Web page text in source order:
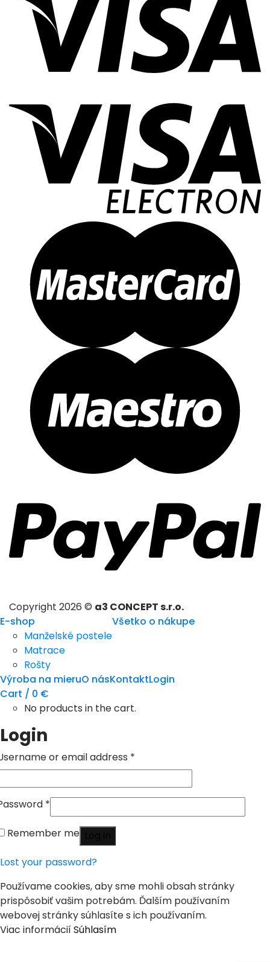
Copyright 2026 © a3 CONCEPT s.r.o.
E-shop
Manželské postele
Matrace
Rošty
Všetko o nákupe
Výroba na mieruO násKontaktLogin
Cart / 0 €
No products in the cart.
Login
or email address *
*
Remember me
Lost your password?
Používame cookies, aby sme mohli obsah stránky
prispôsobiť vašim potrebám. Ďalším používaním
webovej stránky súhlasíte s ich používaním.
Viac informáciíSúhlasím